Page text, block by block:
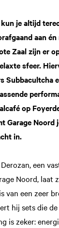
je altijd
aan
Zaal zijn er
sfeer.
Subbacultcha
op
Garage
in.
een
Noord, laat
van een zeer
hij sets die
is zeker: